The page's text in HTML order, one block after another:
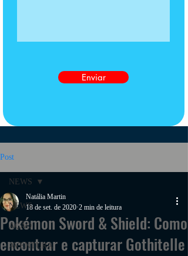
Enviar
Post
NEWS
AÇÃO
AVENTURA
NEWS
Pokémon Sword & Shield: Como
encontrar e capturar Gothitelle
Natália Martin
18 de set. de 2020 2 min de leitura